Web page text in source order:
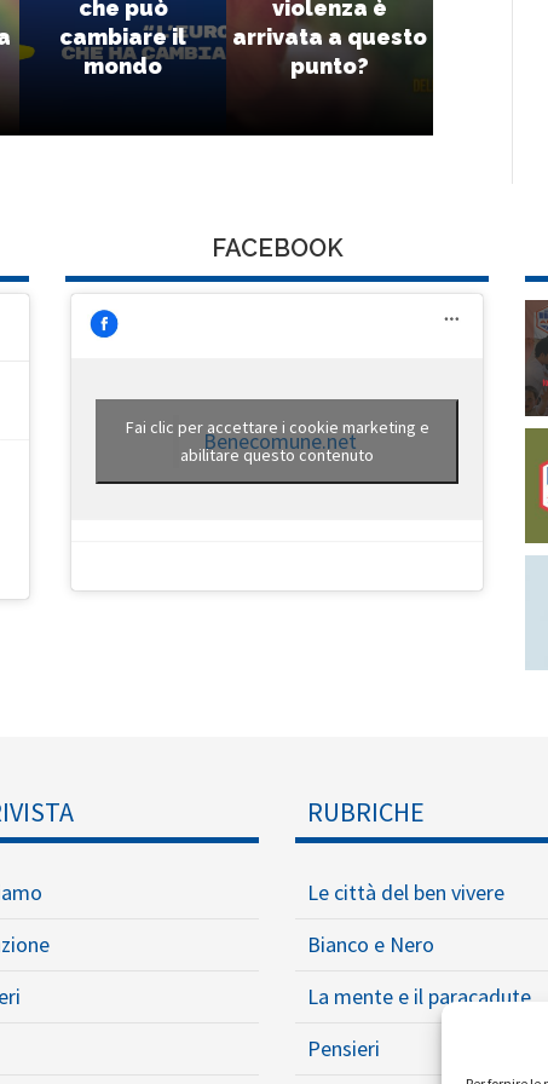
che può
cambiare il
mondo
violenza è
arrivata a questo
punto?
FACEBOOK
Benecomune.net
Fai clic per accettare i cookie marketing e
abilitare questo contenuto
RUBRICHE
Le città del ben vivere
Bianco e Nero
La mente e il paracadute
Pensieri